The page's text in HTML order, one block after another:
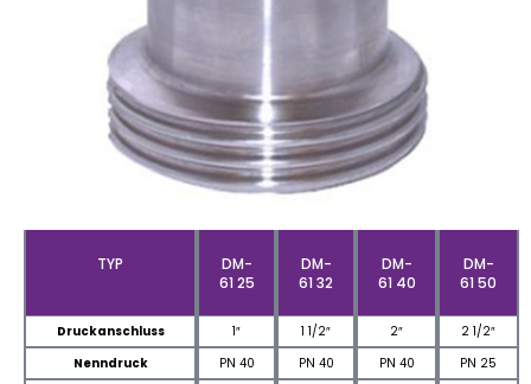
TYP
DM-
61 25
DM-
61 32
DM-
61 40
DM-
61 50
Druckanschluss 1″ 1 1/2″ 2″
2 1/2″
Nenndruck
PN 40 PN 40 PN 40
PN 25